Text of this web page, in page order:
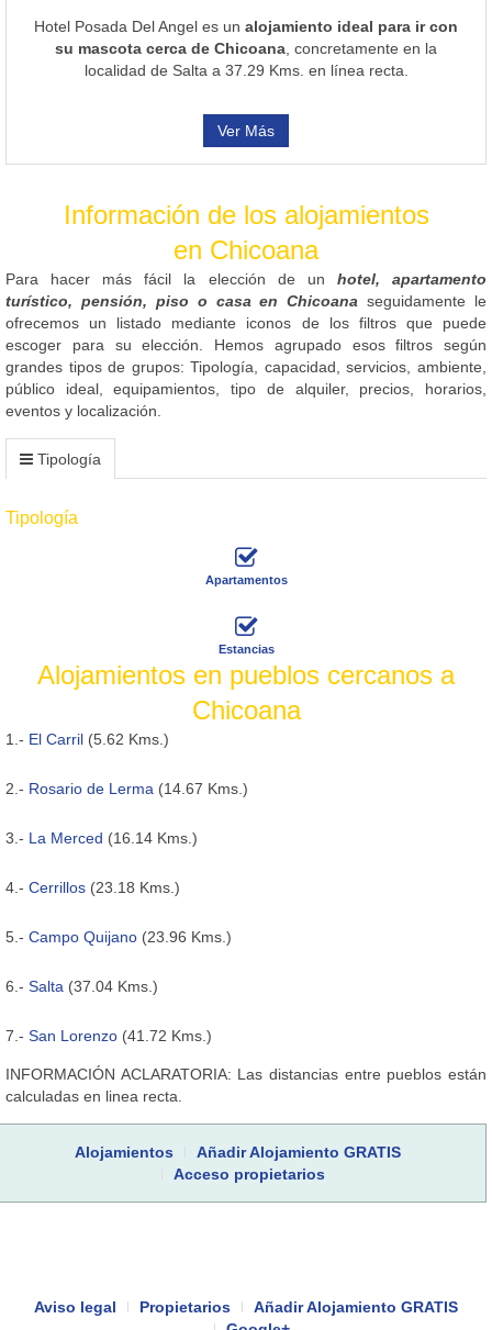
Hotel Posada Del Angel es un alojamiento ideal para ir con
su mascota cerca de Chicoana , concretamente en la
localidad de Salta a 37.29 Kms. en línea recta.
Ver Más
Información de los alojamientos
en Chicoana
Para hacer más fácil la elección de un hotel, apartamento
turístico, pensión, piso o casa en Chicoana seguidamente le
ofrecemos un listado mediante iconos de los filtros que puede
escoger para su elección. Hemos agrupado esos filtros según
grandes tipos de grupos: Tipología, capacidad, servicios, ambiente,
público ideal, equipamientos, tipo de alquiler, precios, horarios,
eventos y localización.
Tipología
Tipología
Apartamentos
Estancias
Alojamientos en pueblos cercanos a
Chicoana
1.- El Carril (5.62 Kms.)
2.- Rosario de Lerma (14.67 Kms.)
3.- La Merced (16.14 Kms.)
4.- Cerrillos (23.18 Kms.)
5.- Campo Quijano (23.96 Kms.)
6.- Salta (37.04 Kms.)
7.- San Lorenzo (41.72 Kms.)
INFORMACIÓN ACLARATORIA: Las distancias entre pueblos están
calculadas en linea recta.
Alojamientos
Añadir Alojamiento GRATIS
Acceso propietarios
Aviso legal Propietarios
Añadir Alojamiento GRATIS